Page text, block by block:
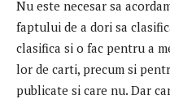
Nu este necesar sa
faptului de a dori sa
clasifica si o fac pentru a
lor de carti, precum si
publicate si care nu. Dar